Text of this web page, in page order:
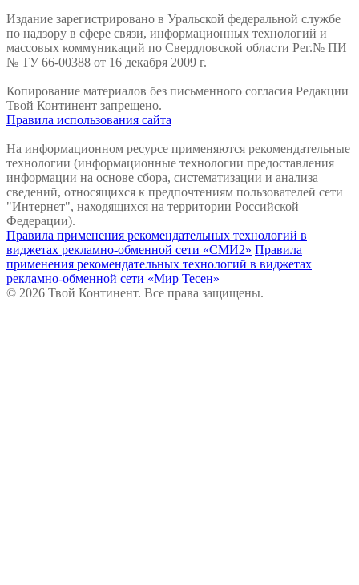
Издание зарегистрировано в Уральской федеральной службе
по надзору в сфере связи, информационных технологий и
массовых коммуникаций по Свердловской области Рег.№ ПИ
№ ТУ 66-00388 от 16 декабря 2009 г.
Копирование материалов без письменного согласия Редакции
Твой Континент запрещено.
Правила использования сайта
На информационном ресурсе применяются рекомендательные
технологии (информационные технологии предоставления
информации на основе сбора, систематизации и анализа
сведений, относящихся к предпочтениям пользователей сети
"Интернет", находящихся на территории Российской
Федерации).
Правила применения рекомендательных технологий в
виджетах рекламно-обменной сети «СМИ2» Правила
применения рекомендательных технологий в виджетах
рекламно-обменной сети «Мир Тесен»
© 2026 Твой Континент. Все права защищены.